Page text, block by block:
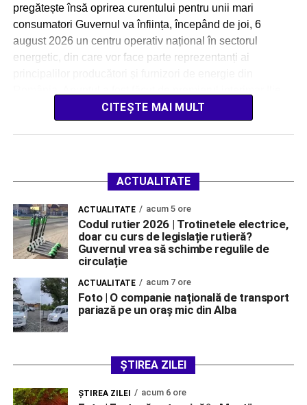
pregătește însă oprirea curentului pentru unii mari
consumatori Guvernul va înființa, începând de joi, 6
august 2026 un centru operativ național în sectorul
energetic, din care vor face parte reprezentanți ai
CITEȘTE MAI MULT
ACTUALITATE
ACTUALITATE acum 5 ore
Codul rutier 2026 | Trotinetele electrice,
doar cu curs de legislație rutieră?
Guvernul vrea să schimbe regulile de
circulație
ACTUALITATE acum 7 ore
Foto | O companie națională de transport
pariază pe un oraș mic din Alba
ȘTIREA ZILEI
ŞTIREA ZILEI acum 6 ore